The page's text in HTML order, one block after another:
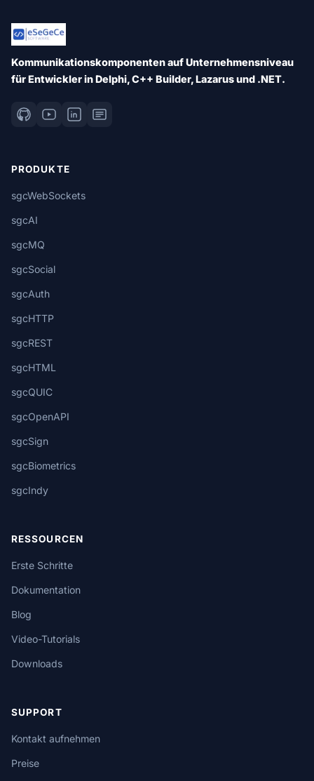
Kommunikationskomponenten auf Unternehmensniveau
für Entwickler in Delphi, C++ Builder, Lazarus und .NET.
PRODUKTE
sgcWebSockets
sgcAI
sgcMQ
sgcSocial
sgcAuth
sgcHTTP
sgcREST
sgcHTML
sgcQUIC
sgcOpenAPI
sgcSign
sgcBiometrics
sgcIndy
RESSOURCEN
Erste Schritte
Dokumentation
Blog
Video-Tutorials
Downloads
SUPPORT
Kontakt aufnehmen
Preise